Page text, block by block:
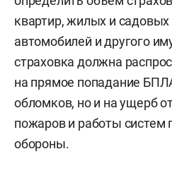
квартир, жилых и
автомобилей и другого
страховка должна
на прямое попадание
обломков, но и на ущерб
пожаров и работы систем
обороны.